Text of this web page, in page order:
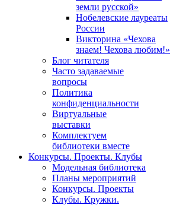
земли русской»
Нобелевские лауреаты
России
Викторина «Чехова
знаем! Чехова любим!»
Блог читателя
Часто задаваемые
вопросы
Политика
конфиденциальности
Виртуальные
выставки
Комплектуем
библиотеки вместе
Конкурсы. Проекты. Клубы
Модельная библиотека
Планы мероприятий
Конкурсы. Проекты
Клубы. Кружки.